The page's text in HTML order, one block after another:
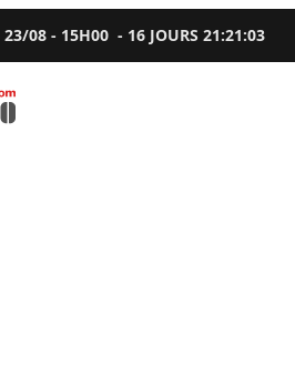
23/08 - 15H00 - 16 JOURS21:21:02